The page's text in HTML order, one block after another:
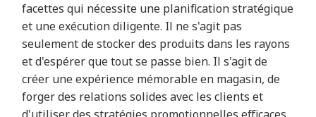
facettes qui nécessite une planification stratégique
et une exécution diligente. Il ne s'agit pas
seulement de stocker des produits dans les rayons
et d'espérer que tout se passe bien. Il s'agit de
créer une expérience mémorable en magasin, de
forger des relations solides avec les clients et